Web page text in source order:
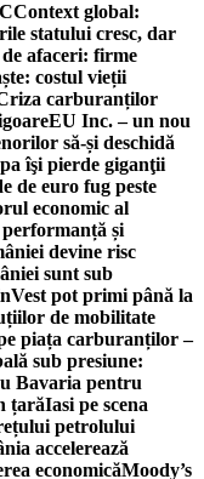
Context global:
statului cresc, dar
afaceri: firme
costul vieții
carburanților
EU Inc. – un nou
să-și deschidă
îşi pierde giganţii
de euro fug peste
economic al
și
devine risc
sunt sub
pot primi până la
de mobilitate
piața carburanților –
sub presiune:
Bavaria pentru
țarăIasi pe scena
petrolului
accelerează
economicăMoody’s